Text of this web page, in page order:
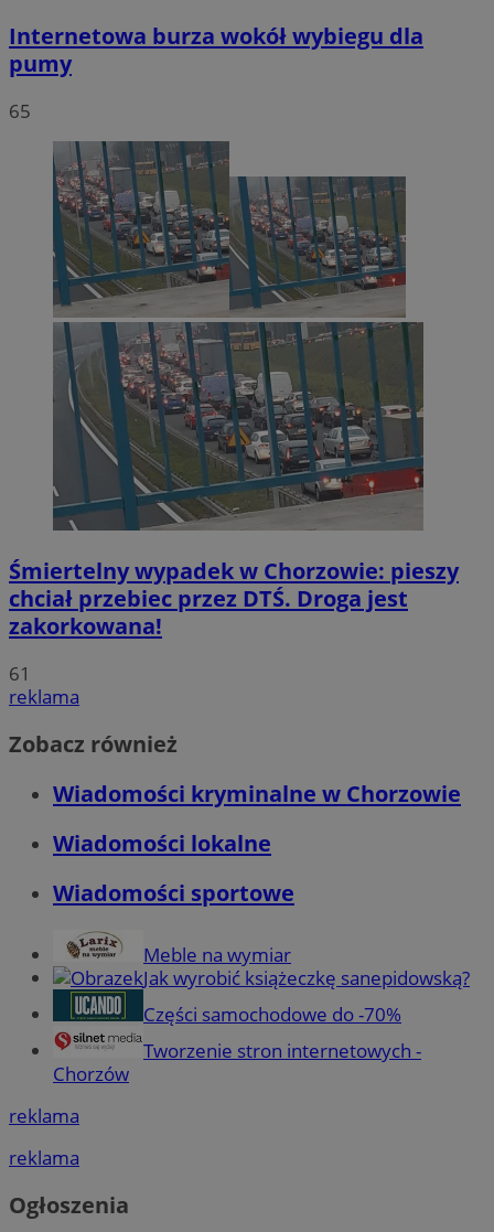
Internetowa burza wokół wybiegu dla
pumy
65
Śmiertelny wypadek w Chorzowie: pieszy
chciał przebiec przez DTŚ. Droga jest
zakorkowana!
61
reklama
Zobacz również
Wiadomości kryminalne w Chorzowie
Wiadomości lokalne
Wiadomości sportowe
Meble na wymiar
Jak wyrobić książeczkę sanepidowską?
Części samochodowe do -70%
Tworzenie stron internetowych -
Chorzów
reklama
reklama
Ogłoszenia